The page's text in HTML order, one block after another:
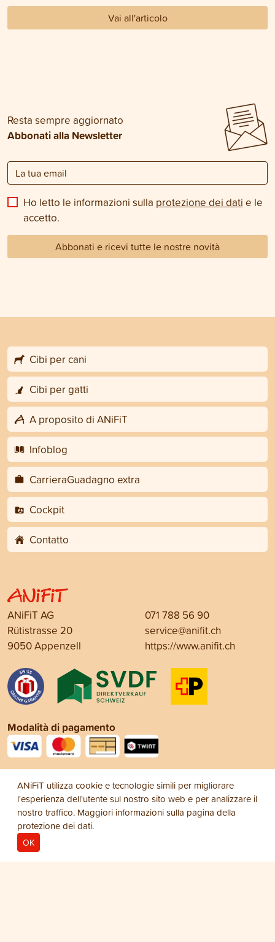
Vai all'articolo
Resta sempre aggiornato
Abbonati alla Newsletter
Ho letto le informazioni sulla protezione dei dati e le
accetto.
Abbonati e ricevi tutte le nostre novità
Cibi per cani
Cibi per gatti
A proposito di ANiFiT
Infoblog
CarrieraGuadagno extra
Cockpit
Contatto
ANiFiT AG
Rütistrasse 20
9050 Appenzell
071 788 56 90
service@anifit.ch
https://www.anifit.ch
Modalità di pagamento
ANiFiT utilizza cookie e tecnologie simili per migliorare
l'esperienza dell'utente sul nostro sito web e per analizzare il
nostro traffico. Maggiori informazioni sulla pagina della
protezione dei dati.
OK